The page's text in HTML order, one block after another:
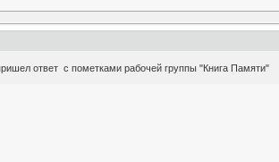
ответ с пометками рабочей группы "Книга Памяти"